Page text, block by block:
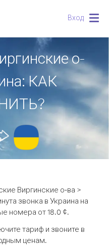
Вход
о-
КАК
Виргинские о-ва >
звонка в Украина на
номера от 18.0 ¢.
тариф и звоните в
ценам.